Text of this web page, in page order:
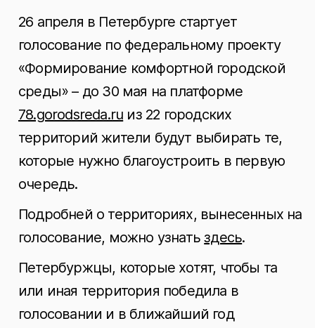
26 апреля в Петербурге стартует
голосование по федеральному проекту
«Формирование комфортной городской
среды» – до 30 мая на платформе
78.gorodsreda.ru из 22 городских
территорий жители будут выбирать те,
которые нужно благоустроить в первую
очередь.
Подробней о территориях, вынесенных на
голосование, можно узнатьздесь.
Петербуржцы, которые хотят, чтобы та
или иная территория победила в
голосовании и в ближайший год